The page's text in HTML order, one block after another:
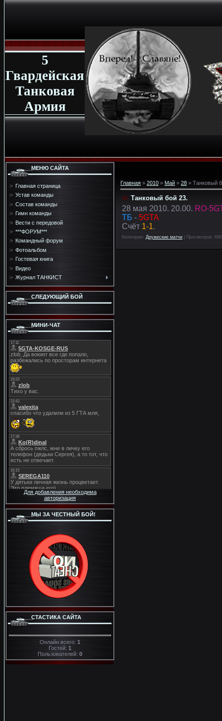
5
Гвардейская
Танковая
Армия
МЕНЮ САЙТА
Главная страница
Устав команды
Состав команды
Гимн команды
Вести с передовой
***ФОРУМ***
Командный форум
Фотоальбом
Гостевая книга
Видео
Журнал ТАНКИСТ
СЛЕДУЮЩИЙ БОЙ
МИНИ-ЧАТ
Для добавления необходима
авторизация
МЫ ЗА ЧЕСТНЫЙ БОЙ!
СТАСТИКА САЙТА
Онлайн всего: 1
Гостей: 1
Пользователей: 0
Главная » 2010 » Май » 28 » Танковый
Танковый бой 23.
28 мая 2010. 20.00. RO-
ТБ - 5GTA
Счёт 1-1.
Категория : Дружеские матчи Просмотров :